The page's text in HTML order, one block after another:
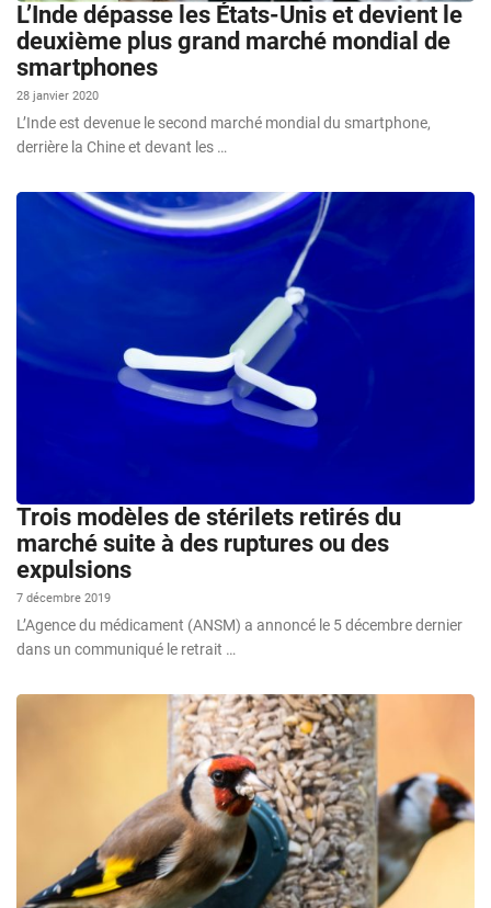
L’Inde dépasse les États-Unis et devient le
deuxième plus grand marché mondial de
smartphones
28 janvier 2020
L’Inde est devenue le second marché mondial du smartphone,
derrière la Chine et devant les …
Trois modèles de stérilets retirés du
marché suite à des ruptures ou des
expulsions
7 décembre 2019
L’Agence du médicament (ANSM) a annoncé le 5 décembre dernier
dans un communiqué le retrait …